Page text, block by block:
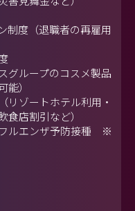
制度（退職者の再雇用
グループのコスメ製品
）
リゾートホテル利用・
食店割引など）
フルエンザ予防接種 ※